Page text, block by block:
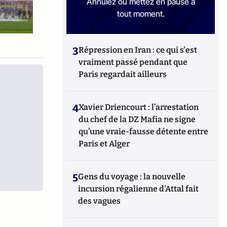
tout moment.
3Répression en Iran : ce qui s'est
vraiment passé pendant que
Paris regardait ailleurs
4Xavier Driencourt : l’arrestation
du chef de la DZ Mafia ne signe
qu’une vraie-fausse détente entre
Paris et Alger
5Gens du voyage : la nouvelle
incursion régalienne d'Attal fait
des vagues